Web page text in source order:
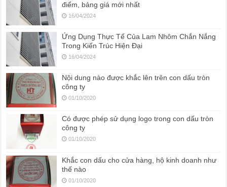
điểm, bảng giá mới nhất
16/04/2024
Ứng Dụng Thực Tế Của Lam Nhôm Chắn Nắng
Trong Kiến Trúc Hiện Đại
16/04/2024
Nội dung nào được khắc lên trên con dấu tròn
công ty
01/10/2020
Có được phép sử dụng logo trong con dấu tròn
công ty
01/10/2020
Khắc con dấu cho cửa hàng, hộ kinh doanh như
thế nào
01/10/2020